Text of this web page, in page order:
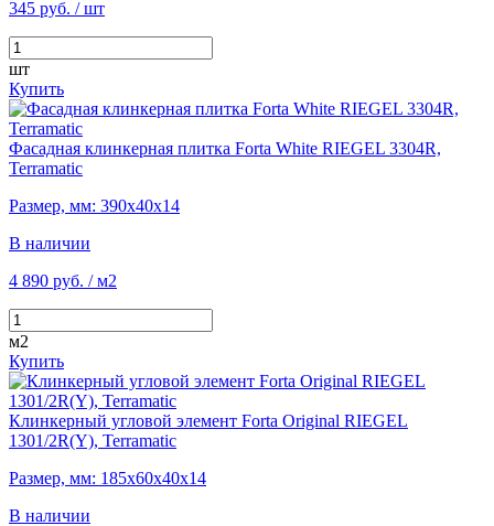
345 руб. / шт
шт
Купить
Фасадная клинкерная плитка Forta White RIEGEL 3304R,
Terramatic
Размер, мм: 390х40х14
В наличии
4 890 руб. / м2
м2
Купить
Клинкерный угловой элемент Forta Original RIEGEL
1301/2R(Y), Terramatic
Размер, мм: 185х60х40х14
В наличии